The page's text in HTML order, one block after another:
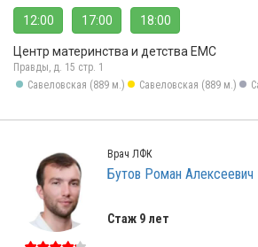
12:00 17:00 18:00
Центр материнства и детства ЕМС
Правды, д. 15 стр. 1
Савеловская (889 м.)
Савеловская (889 м.)
Врач ЛФК
Бутов Роман Алексеевич
Стаж 9 лет